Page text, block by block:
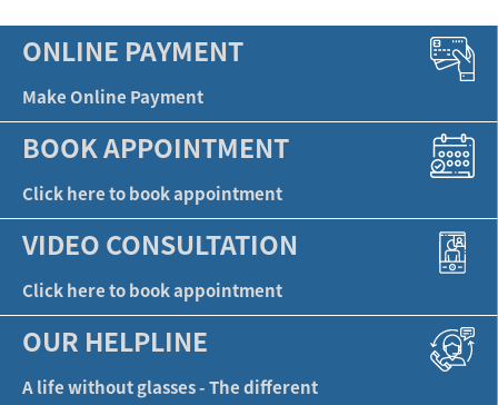
ONLINE PAYMENT
Make Online Payment
BOOK APPOINTMENT
Click here to book appointment
VIDEO CONSULTATION
Click here to book appointment
OUR HELPLINE
A life without glasses - The different